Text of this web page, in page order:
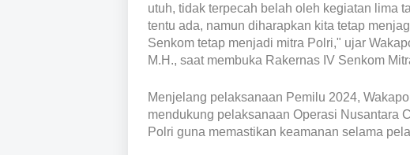
utuh, tidak terpecah belah oleh kegiatan lima
tentu ada, namun diharapkan kita tetap
Senkom tetap menjadi mitra Polri," ujar
M.H., saat membuka Rakernas IV Senkom
Menjelang pelaksanaan Pemilu 2024,
mendukung pelaksanaan Operasi Nusantara
Polri guna memastikan keamanan selama